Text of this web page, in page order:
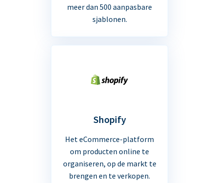
meer dan 500 aanpasbare
sjablonen.
Shopify
Het eCommerce-platform
om producten online te
organiseren, op de markt te
brengen en te verkopen.